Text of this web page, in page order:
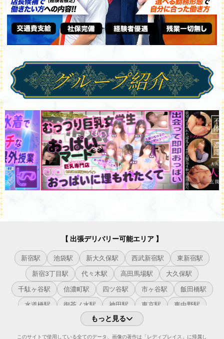
【 出張デリバリー可能エリア 】
新宿駅 池袋駅 新大久保駅 西武新宿駅
東新宿駅
新宿3丁目駅
代々木駅 高田馬場駅
大久保駅
千駄ヶ谷駅
信濃町駅 四ツ谷駅 市ヶ谷駅
飯田橋駅
水道橋駅
御茶ノ水駅 神田駅 東京駅
東中野駅
高円寺駅 阿佐ヶ谷駅 荻窪駅
吉祥寺駅
原宿駅 渋谷駅 恵比寿駅 目黒駅
もっと見る
このサイトで使用している全てのデータ、画像の著作は「レディプレイス」に帰属し